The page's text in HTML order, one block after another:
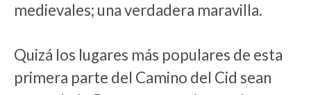
medievales; una verdadera maravilla.
Quizá los lugares más populares de esta
primera parte del Camino del Cid sean